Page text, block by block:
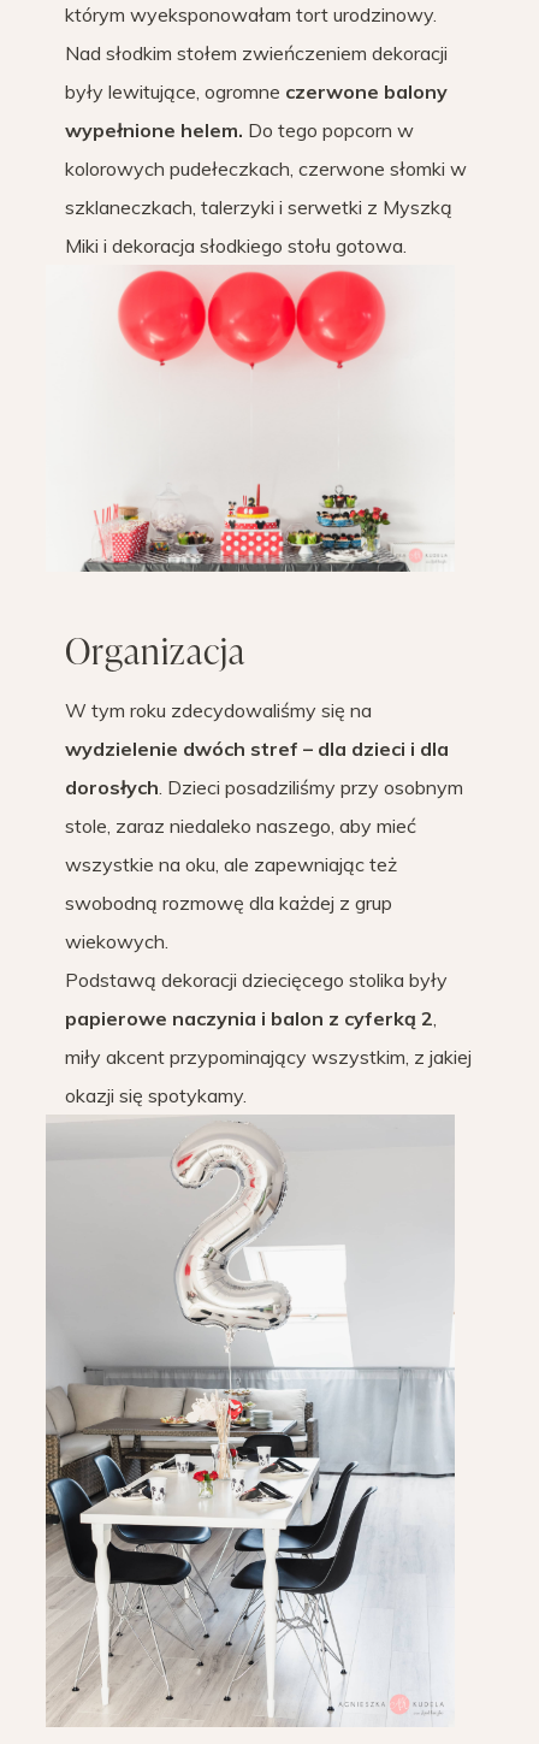
którym wyeksponowałam tort urodzinowy.
Nad słodkim stołem zwieńczeniem dekoracji
były lewitujące, ogromne czerwone balony
wypełnione helem. Do tego popcorn w
kolorowych pudełeczkach, czerwone słomki w
szklaneczkach, talerzyki i serwetki z Myszką
Miki i dekoracja słodkiego stołu gotowa.
Organizacja
W tym roku zdecydowaliśmy się na
wydzielenie dwóch stref – dla dzieci i dla
dorosłych . Dzieci posadziliśmy przy osobnym
stole, zaraz niedaleko naszego, aby mieć
wszystkie na oku, ale zapewniając też
swobodną rozmowę dla każdej z grup
wiekowych.
Podstawą dekoracji dziecięcego stolika były
papierowe naczynia i balon z cyferką 2
miły akcent przypominający wszystkim, z jakiej
okazji się spotykamy.